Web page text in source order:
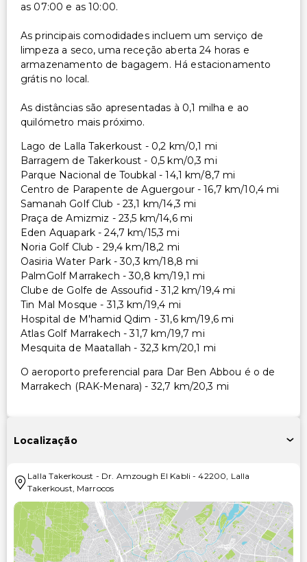
as 07:00 e as 10:00.
As principais comodidades incluem um serviço de
limpeza a seco, uma receção aberta 24 horas e
armazenamento de bagagem. Há estacionamento
grátis no local.
As distâncias são apresentadas à 0,1 milha e ao
quilómetro mais próximo.
Lago de Lalla Takerkoust - 0,2 km/0,1 mi
Barragem de Takerkoust - 0,5 km/0,3 mi
Parque Nacional de Toubkal - 14,1 km/8,7 mi
Centro de Parapente de Aguergour - 16,7 km/10,4 mi
Samanah Golf Club - 23,1 km/14,3 mi
Praça de Amizmiz - 23,5 km/14,6 mi
Eden Aquapark - 24,7 km/15,3 mi
Noria Golf Club - 29,4 km/18,2 mi
Oasiria Water Park - 30,3 km/18,8 mi
PalmGolf Marrakech - 30,8 km/19,1 mi
Clube de Golfe de Assoufid - 31,2 km/19,4 mi
Tin Mal Mosque - 31,3 km/19,4 mi
Hospital de M'hamid Qdim - 31,6 km/19,6 mi
Atlas Golf Marrakech - 31,7 km/19,7 mi
Mesquita de Maatallah - 32,3 km/20,1 mi
O aeroporto preferencial para Dar Ben Abbou é o de
Marrakech (RAK-Menara) - 32,7 km/20,3 mi
Localização
Lalla Takerkoust - Dr. Amzough El Kabli -42200, Lalla
Takerkoust, Marrocos